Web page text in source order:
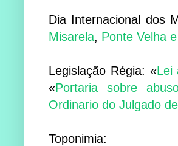
Dia Internacional dos
Misarela, Ponte Velha
Legislação Régia: «Lei
«Portaria sobre
Ordinario do Julgado
Toponimia: